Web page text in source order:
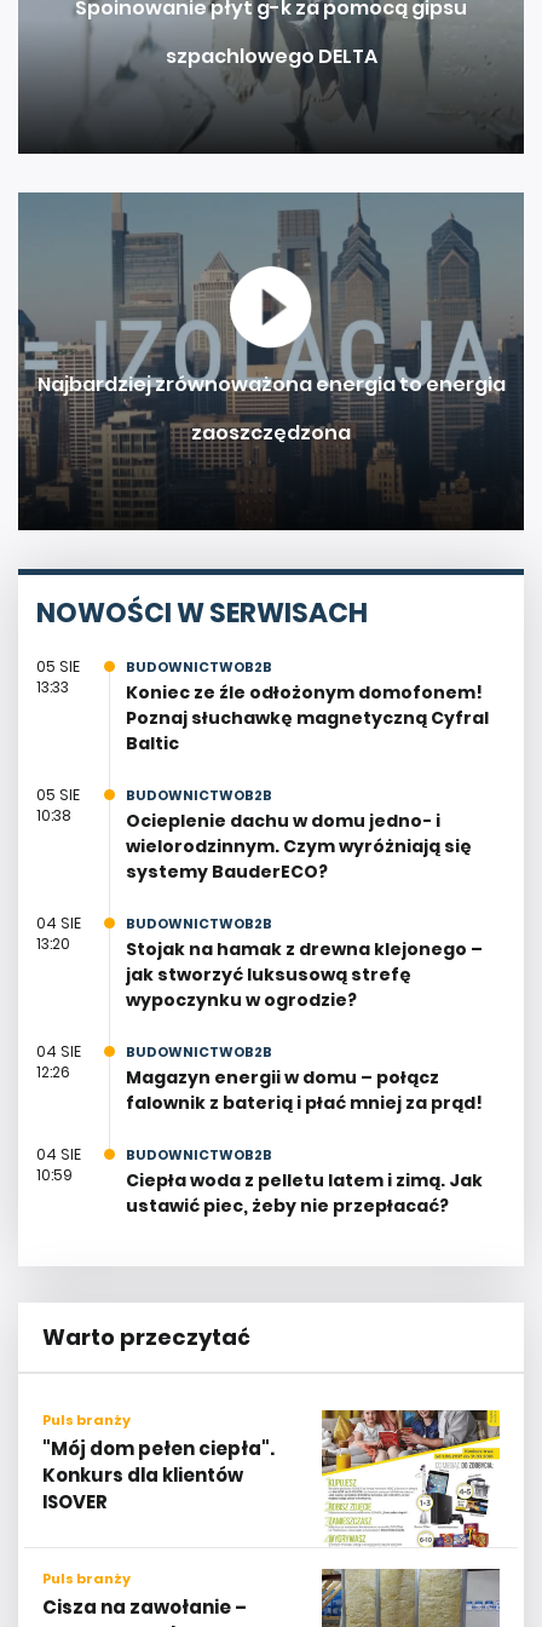
Spoinowanie płyt g-k za pomocą gipsu
szpachlowego DELTA
Najbardziej zrównoważona energia to energia
zaoszczędzona
NOWOŚCI W SERWISACH
05 SIE
13:33
BUDOWNICTWOB2B
Koniec ze źle odłożonym domofonem!
Poznaj słuchawkę magnetyczną Cyfral
Baltic
05 SIE
10:38
BUDOWNICTWOB2B
Ocieplenie dachu w domu jedno- i
wielorodzinnym. Czym wyróżniają się
systemy BauderECO?
04 SIE
13:20
BUDOWNICTWOB2B
Stojak na hamak z drewna klejonego –
jak stworzyć luksusową strefę
wypoczynku w ogrodzie?
04 SIE
12:26
BUDOWNICTWOB2B
Magazyn energii w domu – połącz
falownik z baterią i płać mniej za prąd!
04 SIE
10:59
BUDOWNICTWOB2B
Ciepła woda z pelletu latem i zimą. Jak
ustawić piec, żeby nie przepłacać?
Warto przeczytać
Puls branży
"Mój dom pełen ciepła".
Konkurs dla klientów
ISOVER
Puls branży
Cisza na zawołanie –